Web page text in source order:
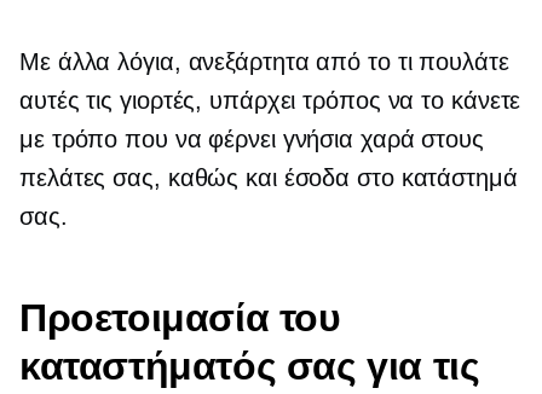
Με άλλα λόγια, ανεξάρτητα από το τι πουλάτε
αυτές τις γιορτές, υπάρχει τρόπος να το κάνετε
με τρόπο που να φέρνει γνήσια χαρά στους
πελάτες σας, καθώς και έσοδα στο κατάστημά
σας.
Προετοιμασία του
καταστήματός σας για τις